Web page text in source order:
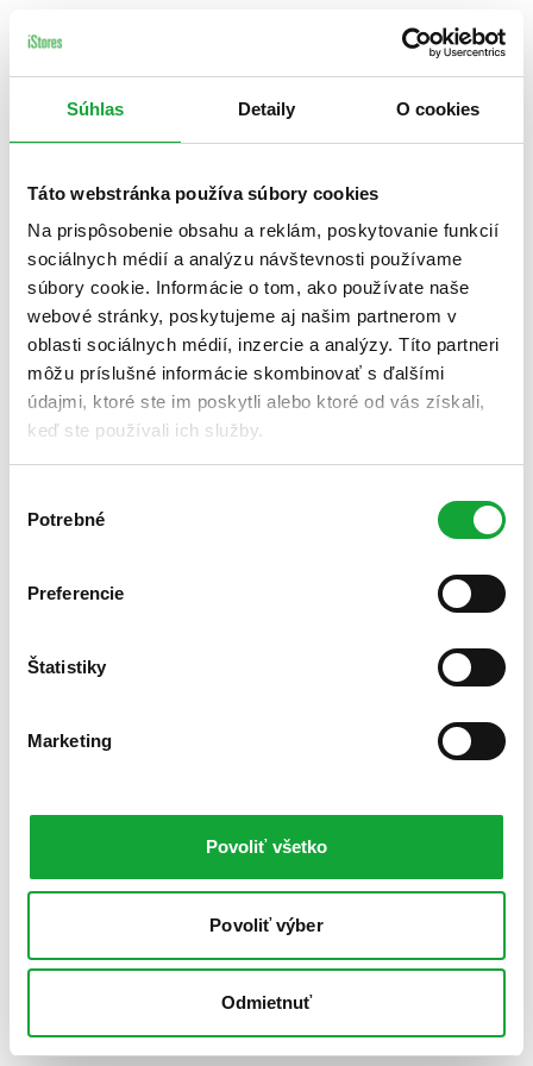
Súhlas Detaily O cookies
Táto webstránka používa súbory cookies
Na prispôsobenie obsahu a reklám, poskytovanie funkcií
sociálnych médií a analýzu návštevnosti používame
súbory cookie. Informácie o tom, ako používate naše
webové stránky, poskytujeme aj našim partnerom v
oblasti sociálnych médií, inzercie a analýzy. Títo partneri
môžu príslušné informácie skombinovať s ďalšími
údajmi, ktoré ste im poskytli alebo ktoré od vás získali,
keď ste používali ich služby.
súhlasu
Potrebné
Preferencie
Štatistiky
Marketing
Povoliť všetko
Povoliť výber
Odmietnuť